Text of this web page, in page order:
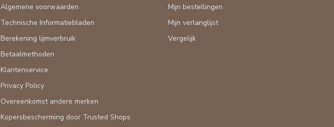
Algemene voorwaarden
Technische Informatiebladen
Berekening lijmverbruik
Betaalmethoden
Klantenservice
Privacy Policy
Overeenkomst andere merken
Kopersbescherming door Trusted Shops
Mijn bestellingen
Mijn verlanglijst
Vergelijk